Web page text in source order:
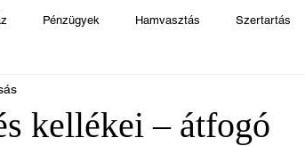
Pénzügyek Hamvasztás Szertartás
kellékei – átfogó